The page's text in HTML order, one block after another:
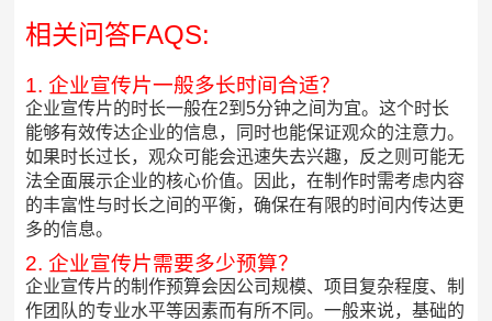
相关问答FAQS:
1. 企业宣传片一般多长时间合适？
企业宣传片的时长一般在2到5分钟之间为宜。这个时长
能够有效传达企业的信息，同时也能保证观众的注意力。
如果时长过长，观众可能会迅速失去兴趣，反之则可能无
法全面展示企业的核心价值。因此，在制作时需考虑内容
的丰富性与时长之间的平衡，确保在有限的时间内传达更
多的信息。
2. 企业宣传片需要多少预算？
企业宣传片的制作预算会因公司规模、项目复杂程度、制
作团队的专业水平等因素而有所不同。一般来说，基础的